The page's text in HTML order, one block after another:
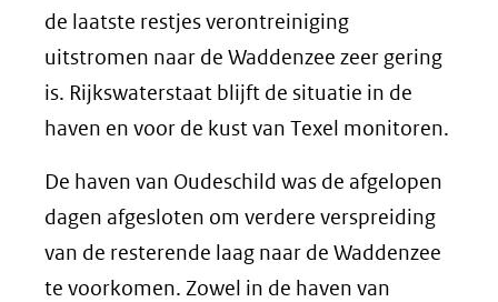
de laatste restjes verontreiniging
uitstromen naar de Waddenzee zeer gering
is. Rijkswaterstaat blijft de situatie in de
haven en voor de kust van Texel monitoren.
De haven van Oudeschild was de afgelopen
dagen afgesloten om verdere verspreiding
van de resterende laag naar de Waddenzee
te voorkomen. Zowel in de haven van